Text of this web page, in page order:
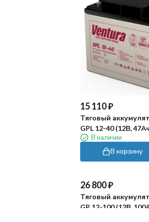
15 110₽
Тяговый
GPL 12-40 (12В,
В наличии
В корзину